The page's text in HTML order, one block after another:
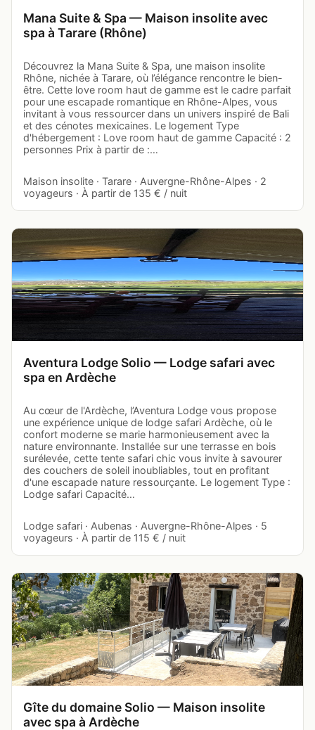
Mana Suite & Spa — Maison insolite avec
spa à Tarare (Rhône)
Découvrez la Mana Suite & Spa, une maison insolite
Rhône, nichée à Tarare, où l’élégance rencontre le bien-
être. Cette love room haut de gamme est le cadre parfait
pour une escapade romantique en Rhône-Alpes, vous
invitant à vous ressourcer dans un univers inspiré de Bali
et des cénotes mexicaines. Le logement Type
d'hébergement : Love room haut de gamme Capacité : 2
personnes Prix à partir de :…
Maison insolite · Tarare · Auvergne-Rhône-Alpes · 2
voyageurs · À partir de 135 € / nuit
Aventura Lodge Solio — Lodge safari avec
spa en Ardèche
Au cœur de l'Ardèche, l’Aventura Lodge vous propose
une expérience unique de lodge safari Ardèche, où le
confort moderne se marie harmonieusement avec la
nature environnante. Installée sur une terrasse en bois
surélevée, cette tente safari chic vous invite à savourer
des couchers de soleil inoubliables, tout en profitant
d'une escapade nature ressourçante. Le logement Type :
Lodge safari Capacité…
Lodge safari · Aubenas · Auvergne-Rhône-Alpes · 5
voyageurs · À partir de 115 € / nuit
Gîte du domaine Solio — Maison insolite
avec spa à Ardèche